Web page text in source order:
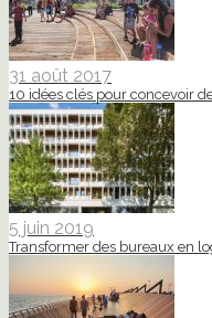
31 août 2017
10 idées clés pour concevoir
5 juin 2019
Transformer des bureaux en